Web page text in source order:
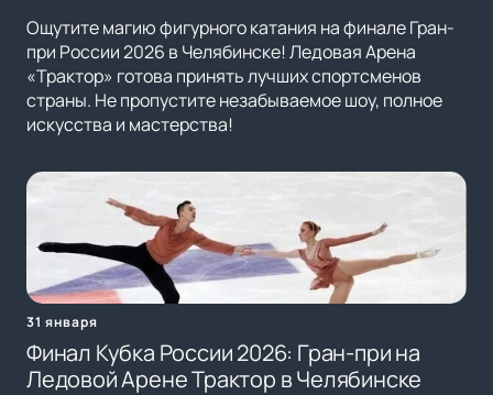
Ощутите магию фигурного катания на финале Гран-
при России 2026 в Челябинске! Ледовая Арена
«Трактор» готова принять лучших спортсменов
страны. Не пропустите незабываемое шоу, полное
искусства и мастерства!
31 января
Финал Кубка России 2026: Гран-при на
Ледовой Арене Трактор в Челябинске